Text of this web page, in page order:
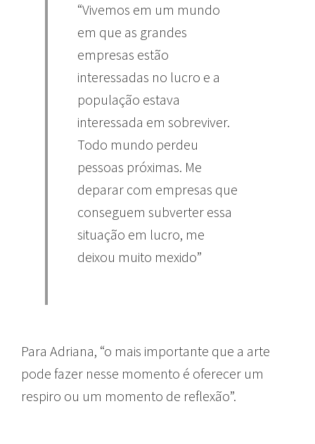
“Vivemos em um mundo
em que as grandes
empresas estão
interessadas no lucro e a
população estava
interessada em sobreviver.
Todo mundo perdeu
pessoas próximas. Me
deparar com empresas que
conseguem subverter essa
situação em lucro, me
deixou muito mexido”
Para Adriana, “o mais importante que a arte
pode fazer nesse momento é oferecer um
respiro ou um momento de reflexão”.